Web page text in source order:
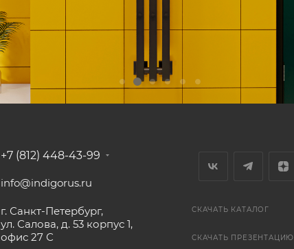
+7 (812) 448-43-99
info@indigorus.ru
г. Санкт-Петербург,
ул. Салова, д. 53 корпус 1,
офис 27 С
СКАЧАТЬ КАТАЛОГ
СКАЧАТЬ ПРЕЗЕНТАЦИЮ